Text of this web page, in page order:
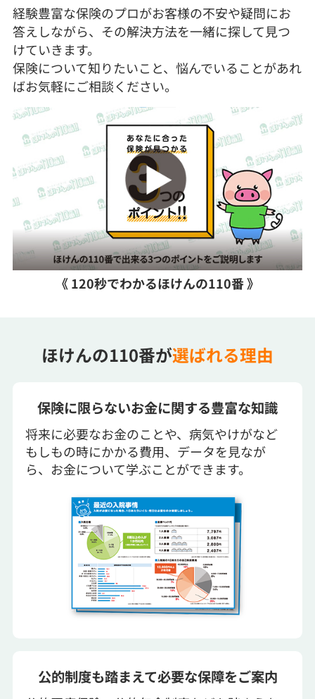
《 120秒でわかるほけんの110番 》
経験豊富な保険のプロがお客様の不安や疑問にお
答えしながら、その解決方法を一緒に探して見つ
けていきます。
保険について知りたいこと、悩んでいることがあれ
ばお気軽にご相談ください。
ほけんの110番が選ばれる理由
将来に必要なお金のことや、病気やけがなど
もしもの時にかかる費用、データを見なが
ら、お金について学ぶことができます。
保険に限らないお金に関する豊富な知識
公的制度も踏まえて必要な保障をご案内